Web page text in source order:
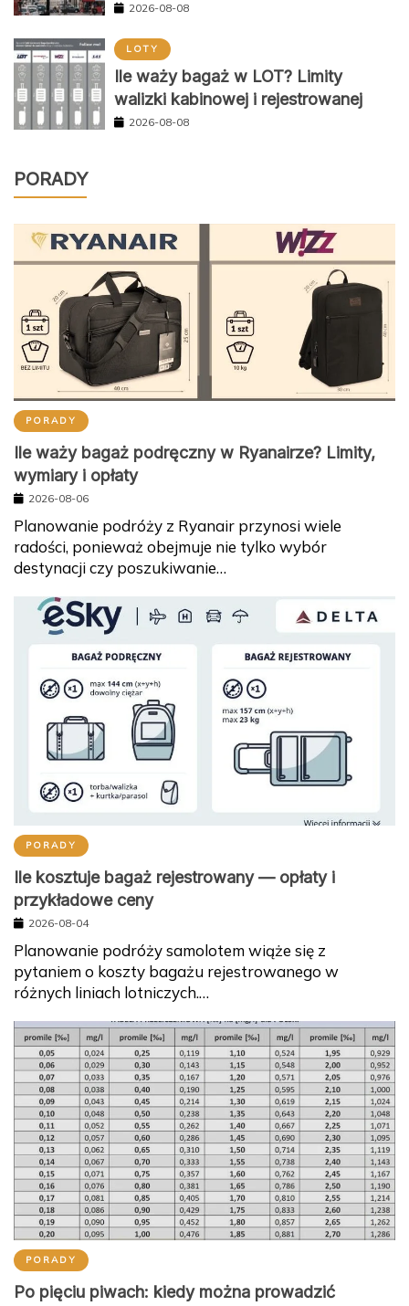
2026-08-08
LOTY
Ile waży bagaż w LOT? Limity
walizki kabinowej i rejestrowanej
2026-08-08
PORADY
PORADY
Ile waży bagaż podręczny w Ryanairze? Limity,
wymiary i opłaty
2026-08-06
Planowanie podróży z Ryanair przynosi wiele
radości, ponieważ obejmuje nie tylko wybór
destynacji czy poszukiwanie…
PORADY
Ile kosztuje bagaż rejestrowany — opłaty i
przykładowe ceny
2026-08-04
Planowanie podróży samolotem wiąże się z
pytaniem o koszty bagażu rejestrowanego w
różnych liniach lotniczych.…
PORADY
Po pięciu piwach: kiedy można prowadzić